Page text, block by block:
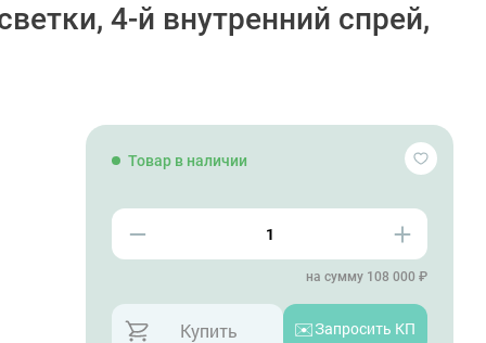
4-й внутренний спрей,
Товар в наличии
на сумму 108 000 ₽
Купить ✉️Запросить КП